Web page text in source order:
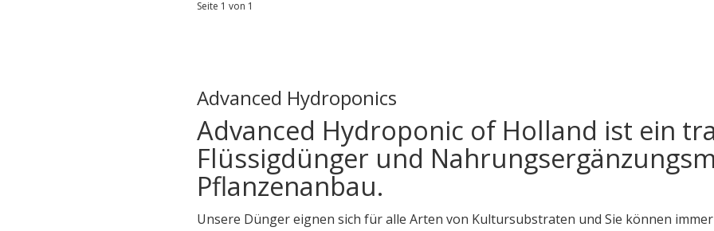
Seite 1 von 1
Advanced Hydroponics
Advanced Hydroponic of Holland ist ein
Flüssigdünger und
Pflanzenanbau.
Unsere Dünger eignen sich für alle Arten von Kultursubstraten und Sie können